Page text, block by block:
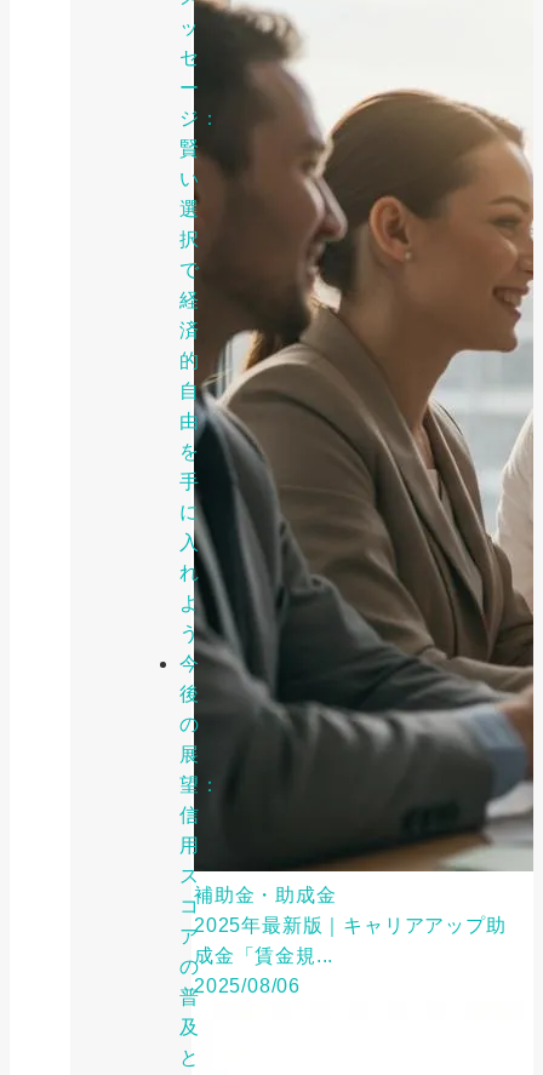
ッ
セ
ー
ジ：
賢
い
選
択
で
経
済
的
自
由
を
手
に
入
れ
よ
う
今
後
の
展
望：
信
用
ス
コ
ア
の
普
及
と
補助金・助成金
2025年最新版｜キャリアアップ助
成金「賃金規...
2025/08/06